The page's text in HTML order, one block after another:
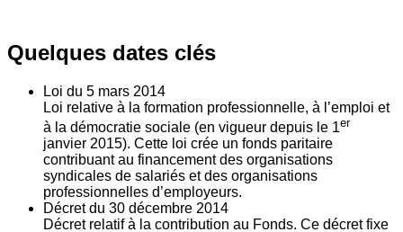
Quelques dates clés
Loi du 5 mars 2014
Loi relative à la formation professionnelle, à l’emploi et
à la démocratie sociale (en vigueur depuis le 1er
janvier 2015). Cette loi crée un fonds paritaire
contribuant au financement des organisations
syndicales de salariés et des organisations
professionnelles d’employeurs.
Décret du 30 décembre 2014
Décret relatif à la contribution au Fonds. Ce décret fixe